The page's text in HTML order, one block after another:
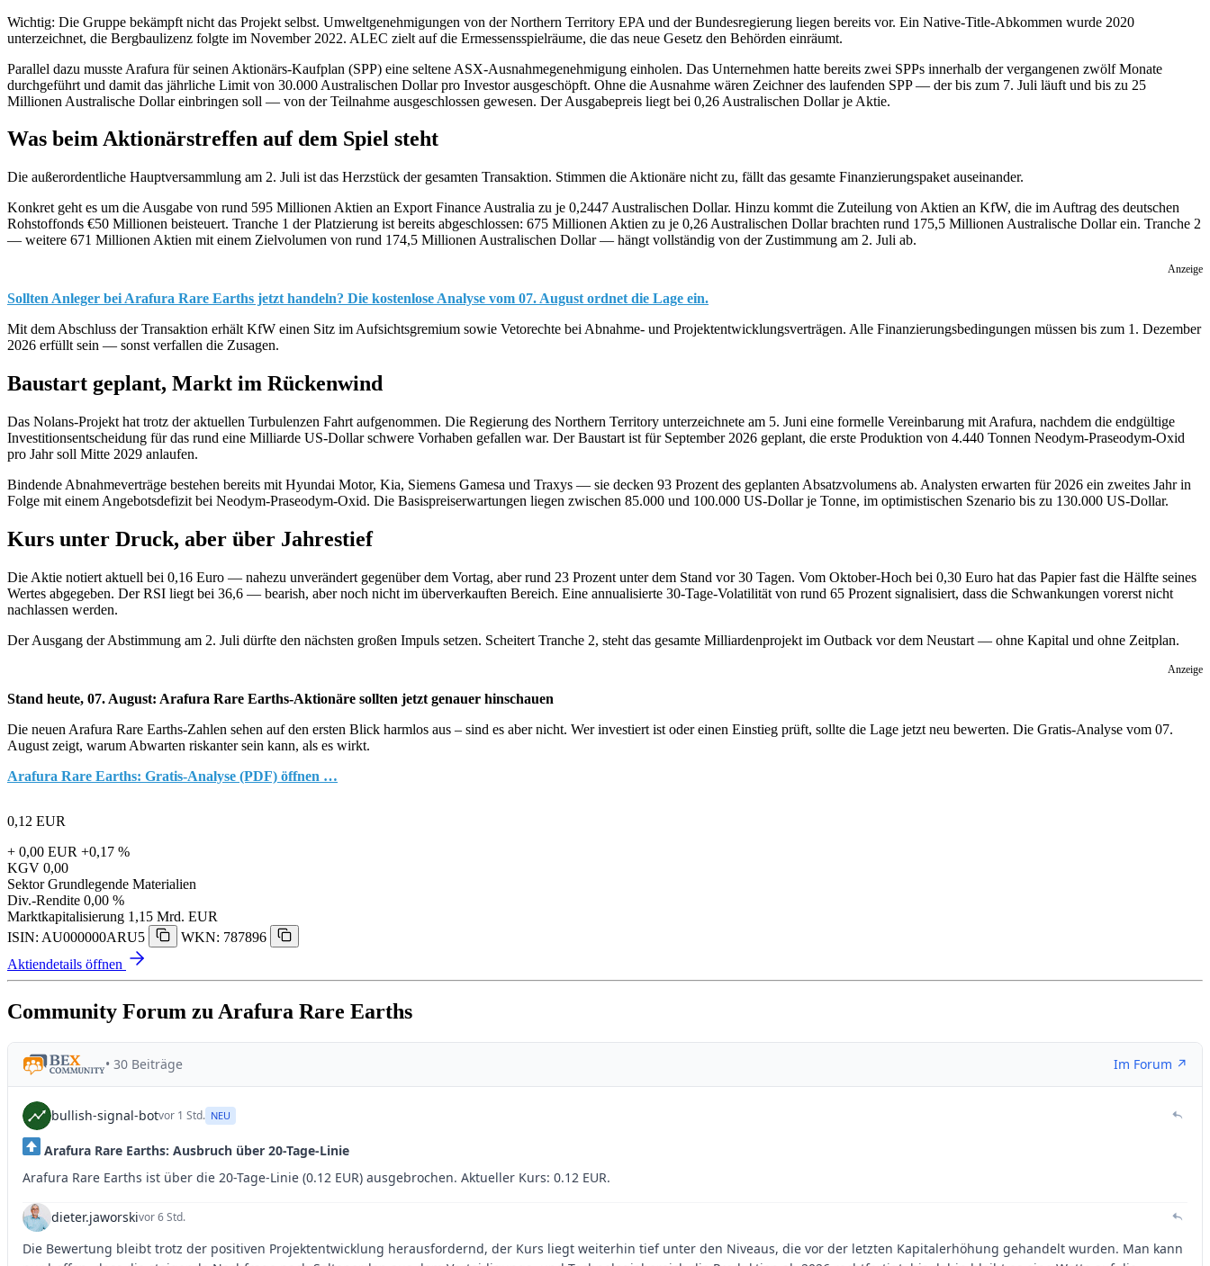
Wichtig: Die Gruppe bekämpft nicht das Projekt selbst. Umweltgenehmigungen von der Northern Territory EPA und der Bundesregierung liegen bereits vor. Ein Native-Title-Abkommen wurde 2020
unterzeichnet, die Bergbaulizenz folgte im November 2022. ALEC zielt auf die Ermessensspielräume, die das neue Gesetz den Behörden einräumt.
Parallel dazu musste Arafura für seinen Aktionärs-Kaufplan (SPP) eine seltene ASX-Ausnahmegenehmigung einholen. Das Unternehmen hatte bereits zwei SPPs innerhalb der vergangenen zwölf Monate
durchgeführt und damit das jährliche Limit von 30.000 Australischen Dollar pro Investor ausgeschöpft. Ohne die Ausnahme wären Zeichner des laufenden SPP — der bis zum 7. Juli läuft und bis zu 25
Millionen Australische Dollar einbringen soll — von der Teilnahme ausgeschlossen gewesen. Der Ausgabepreis liegt bei 0,26 Australischen Dollar je Aktie.
Was beim Aktionärstreffen auf dem Spiel steht
Die außerordentliche Hauptversammlung am 2. Juli ist das Herzstück der gesamten Transaktion. Stimmen die Aktionäre nicht zu, fällt das gesamte Finanzierungspaket auseinander.
Konkret geht es um die Ausgabe von rund 595 Millionen Aktien an Export Finance Australia zu je 0,2447 Australischen Dollar. Hinzu kommt die Zuteilung von Aktien an KfW, die im Auftrag des deutschen
Rohstoffonds €50 Millionen beisteuert. Tranche 1 der Platzierung ist bereits abgeschlossen: 675 Millionen Aktien zu je 0,26 Australischen Dollar brachten rund 175,5 Millionen Australische Dollar ein. Tranche 2
— weitere 671 Millionen Aktien mit einem Zielvolumen von rund 174,5 Millionen Australischen Dollar — hängt vollständig von der Zustimmung am 2. Juli ab.
Anzeige
Sollten Anleger bei Arafura Rare Earths jetzt handeln? Die kostenlose Analyse vom 07. August ordnet die Lage ein.
Mit dem Abschluss der Transaktion erhält KfW einen Sitz im Aufsichtsgremium sowie Vetorechte bei Abnahme- und Projektentwicklungsverträgen. Alle Finanzierungsbedingungen müssen bis zum 1. Dezember
2026 erfüllt sein — sonst verfallen die Zusagen.
Baustart geplant, Markt im Rückenwind
Das Nolans-Projekt hat trotz der aktuellen Turbulenzen Fahrt aufgenommen. Die Regierung des Northern Territory unterzeichnete am 5. Juni eine formelle Vereinbarung mit Arafura, nachdem die endgültige
Investitionsentscheidung für das rund eine Milliarde US-Dollar schwere Vorhaben gefallen war. Der Baustart ist für September 2026 geplant, die erste Produktion von 4.440 Tonnen Neodym-Praseodym-Oxid
pro Jahr soll Mitte 2029 anlaufen.
Bindende Abnahmeverträge bestehen bereits mit Hyundai Motor, Kia, Siemens Gamesa und Traxys — sie decken 93 Prozent des geplanten Absatzvolumens ab. Analysten erwarten für 2026 ein zweites Jahr in
Folge mit einem Angebotsdefizit bei Neodym-Praseodym-Oxid. Die Basispreiserwartungen liegen zwischen 85.000 und 100.000 US-Dollar je Tonne, im optimistischen Szenario bis zu 130.000 US-Dollar.
Kurs unter Druck, aber über Jahrestief
Die Aktie notiert aktuell bei 0,16 Euro — nahezu unverändert gegenüber dem Vortag, aber rund 23 Prozent unter dem Stand vor 30 Tagen. Vom Oktober-Hoch bei 0,30 Euro hat das Papier fast die Hälfte seines
Wertes abgegeben. Der RSI liegt bei 36,6 — bearish, aber noch nicht im überverkauften Bereich. Eine annualisierte 30-Tage-Volatilität von rund 65 Prozent signalisiert, dass die Schwankungen vorerst nicht
nachlassen werden.
Der Ausgang der Abstimmung am 2. Juli dürfte den nächsten großen Impuls setzen. Scheitert Tranche 2, steht das gesamte Milliardenprojekt im Outback vor dem Neustart — ohne Kapital und ohne Zeitplan.
Anzeige
Stand heute, 07. August: Arafura Rare Earths-Aktionäre sollten jetzt genauer hinschauen
Die neuen Arafura Rare Earths-Zahlen sehen auf den ersten Blick harmlos aus – sind es aber nicht. Wer investiert ist oder einen Einstieg prüft, sollte die Lage jetzt neu bewerten. Die Gratis-Analyse vom 07.
August zeigt, warum Abwarten riskanter sein kann, als es wirkt.
Arafura Rare Earths: Gratis-Analyse (PDF) öffnen …
0,12 EUR
+ 0,00 EUR +0,17 %
KGV 0,00
Sektor Grundlegende Materialien
Div.-Rendite 0,00 %
Marktkapitalisierung 1,15 Mrd. EUR
ISIN: AU000000ARU5
WKN: 787896
Aktiendetails öffnen
Community Forum zu Arafura Rare Earths